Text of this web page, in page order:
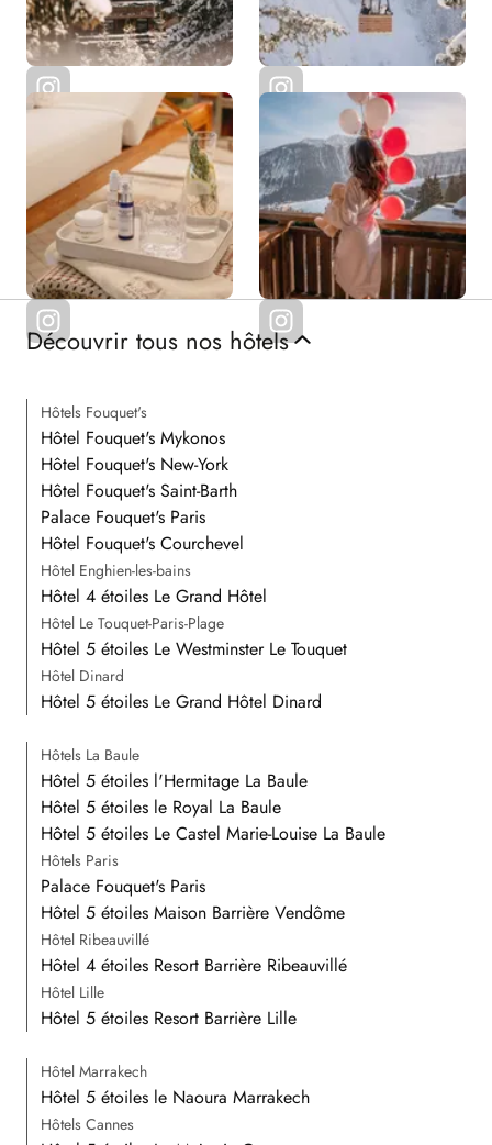
Découvrir tous nos hôtels
Hôtels Fouquet's
Hôtel Fouquet's Mykonos
Hôtel Fouquet's New-York
Hôtel Fouquet's Saint-Barth
Palace Fouquet's Paris
Hôtel Fouquet's Courchevel
Hôtel Enghien-les-bains
Hôtel 4 étoiles Le Grand Hôtel
Hôtel Le Touquet-Paris-Plage
Hôtel 5 étoiles Le Westminster Le Touquet
Hôtel Dinard
Hôtel 5 étoiles Le Grand Hôtel Dinard
Hôtels La Baule
Hôtel 5 étoiles l'Hermitage La Baule
Hôtel 5 étoiles le Royal La Baule
Hôtel 5 étoiles Le Castel Marie-Louise La Baule
Hôtels Paris
Palace Fouquet's Paris
Hôtel 5 étoiles Maison Barrière Vendôme
Hôtel Ribeauvillé
Hôtel 4 étoiles Resort Barrière Ribeauvillé
Hôtel Lille
Hôtel 5 étoiles Resort Barrière Lille
Hôtel Marrakech
Hôtel 5 étoiles le Naoura Marrakech
Hôtels Cannes